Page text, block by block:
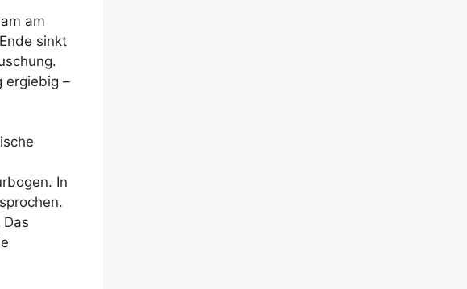
am
sinkt
ergiebig –
In
Das